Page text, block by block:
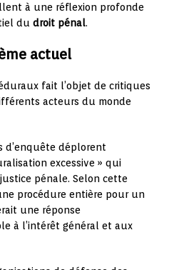
à une réflexion profonde
du droit pénal.
actuel
fait l’objet de critiques
acteurs du monde
d’enquête déplorent
excessive » qui
pénale. Selon cette
procédure entière pour un
une réponse
à l’intérêt général et aux